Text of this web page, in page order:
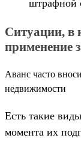
штрафной
Ситуации, в
применение
Аванс часто
недвижимости
Есть такие
момента их